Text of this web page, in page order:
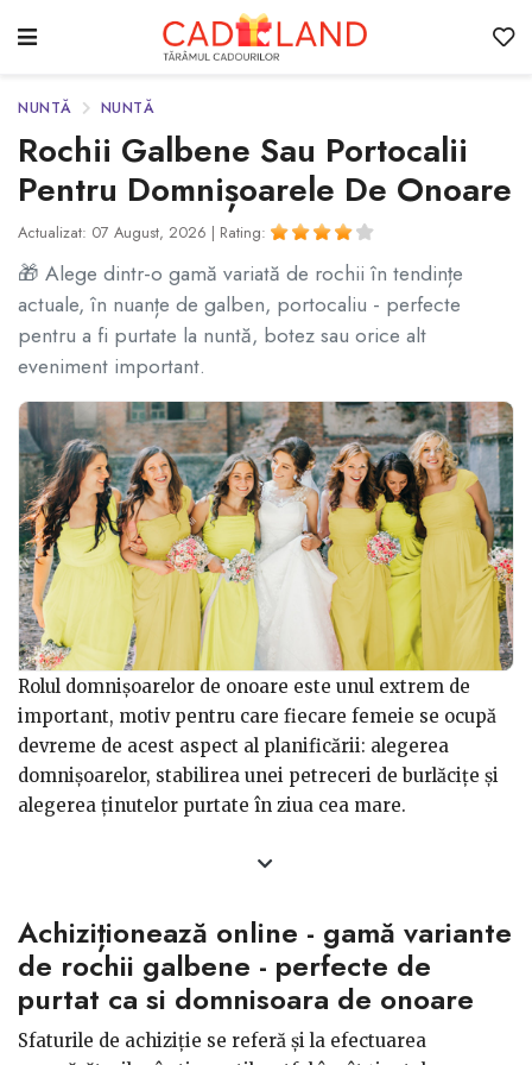
NUNTĂ NUNTĂ
Rochii Galbene Sau Portocalii
Pentru Domnișoarele De Onoare
Actualizat: 07 August, 2026 | Rating:
🎁 Alege dintr-o gamă variată de rochii în tendințe
actuale, în nuanțe de galben, portocaliu - perfecte
pentru a fi purtate la nuntă, botez sau orice alt
eveniment important.
Rolul domnișoarelor de onoare este unul extrem de
important, motiv pentru care fiecare femeie se ocupă
devreme de acest aspect al planificării: alegerea
domnișoarelor, stabilirea unei petreceri de burlăcițe și
alegerea ținutelor purtate în ziua cea mare.
Recomandări utile de selecție. Atât pentru tine, cât și
faciliteze procesul de selecție:
- Nu vă îndepărtați mult de la stilul rochiei de
mireasă și de tematica nunții Nu există restricții
privind modelele, dar stilul se reflectă în unitatea
ținutelor purtate de domnișoarele de onoare. De aceea,
Achiziționează online - gamă variante
de rochii galbene - perfecte de
purtat ca si domnisoara de onoare
Sfaturile de achiziție se referă și la efectuarea